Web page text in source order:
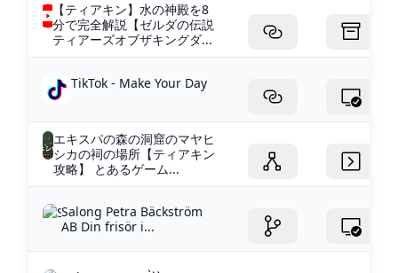
【ティアキン】水の神殿を8
分で完全解説【ゼルダの伝説
ティアーズオブザキングダ...
TikTok - Make Your Day
エキスパの森の洞窟のマヤヒ
シカの祠の場所【ティアキン
攻略】 とあるゲーム...
Salong Petra Bäckström
AB Din frisör i...